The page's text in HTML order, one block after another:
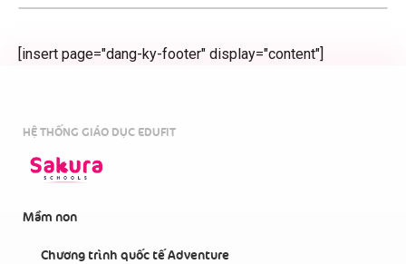
[insert page="dang-ky-footer" display="content"]
HỆ THỐNG GIÁO DỤC EDUFIT
Mầm non
Chương trình quốc tế Adventure